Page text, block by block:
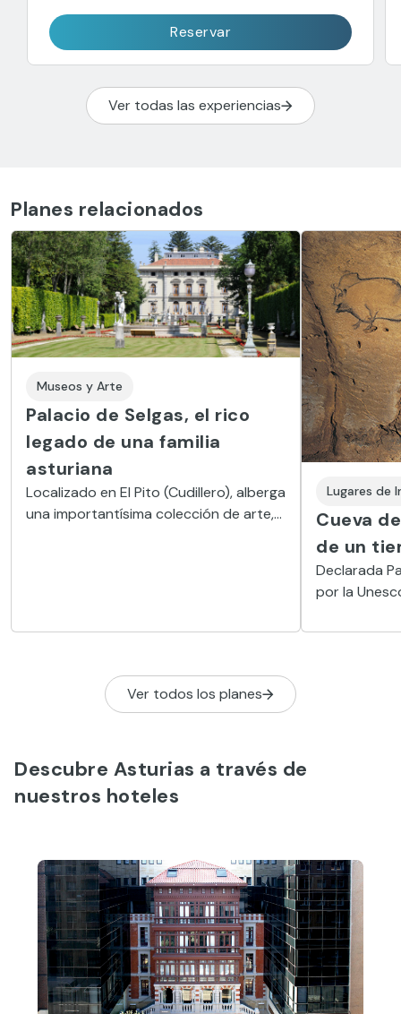
Reservar
Ver todas las experiencias
Planes relacionados
Museos y Arte
Palacio de Selgas, el rico
legado de una familia
asturiana
Localizado en El Pito (Cudillero), alberga
una importantísima colección de arte,
Lugares de
Cueva
de un
Declarada
por la
paleolítico
Ver todos los planes
Descubre Asturias a través de
nuestros hoteles